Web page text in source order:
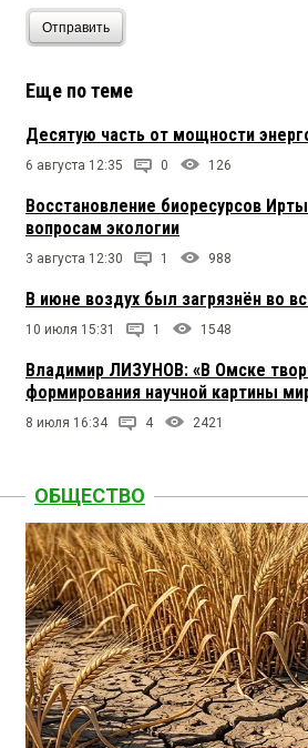
Отправить
Еще по теме
Десятую часть от мощности
6 августа 12:35 0 126
Восстановление биоресурсов
вопросам экологии
3 августа 12:30 1 988
В июне воздух был загрязнён во
10 июля 15:31 1 1548
Владимир ЛИЗУНОВ: «В Омске
формирования научной картины
8 июля 16:34 4 2421
ОБЩЕСТВО